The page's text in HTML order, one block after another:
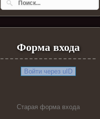
Форма входа
Войти через uID
Старая форма входа